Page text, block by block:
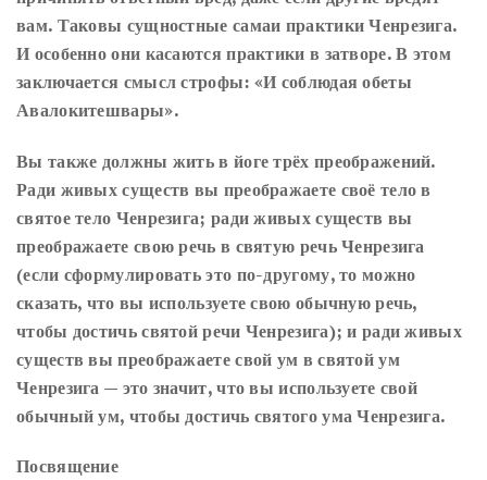
вам. Таковы сущностные самаи практики Ченрезига.
И особенно они касаются практики в затворе. В этом
заключается смысл строфы: «И соблюдая обеты
Авалокитешвары».
Вы также должны жить в йоге трёх преображений.
Ради живых существ вы преображаете своё тело в
святое тело Ченрезига; ради живых существ вы
преображаете свою речь в святую речь Ченрезига
(если сформулировать это по-другому, то можно
сказать, что вы используете свою обычную речь,
чтобы достичь святой речи Ченрезига); и ради живых
существ вы преображаете свой ум в святой ум
Ченрезига — это значит, что вы используете свой
обычный ум, чтобы достичь святого ума Ченрезига.
Посвящение